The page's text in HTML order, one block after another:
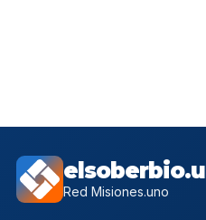
Red Misiones.uno